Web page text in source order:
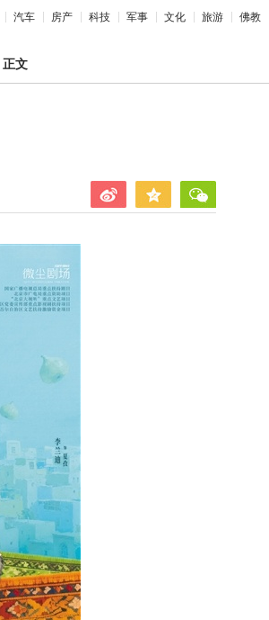
汽车 房产 科技 军事 文化 旅游 佛教
正文